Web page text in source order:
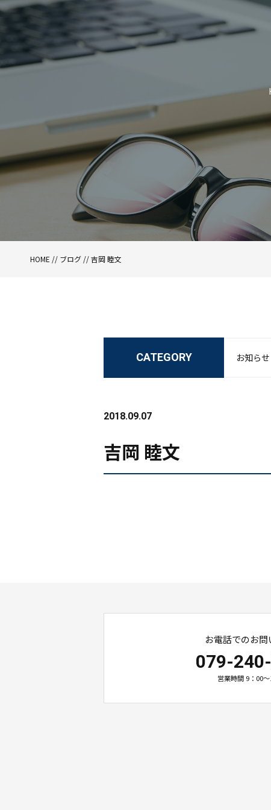
HOME // ブログ // 吉岡 睦文
CATEGORY お知らせ
2018.09.07
吉岡 睦文
お電話でのお問
079-
営業時間 9：00